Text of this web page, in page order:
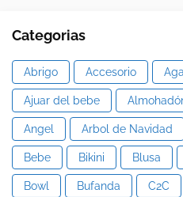
Categorias
Abrigo Accesorio
Ajuar del bebe
Angel Arbol de Navidad
Bebe Bikini Blusa
Bowl Bufanda C2C